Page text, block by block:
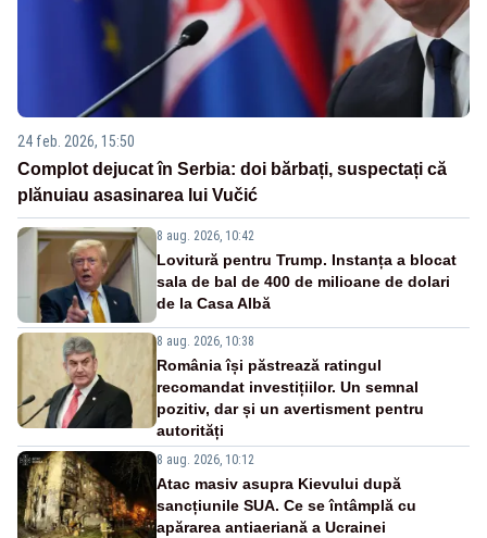
24 feb. 2026, 15:50
Complot dejucat în Serbia: doi bărbați, suspectați că
plănuiau asasinarea lui Vučić
8 aug. 2026, 10:42
Lovitură pentru Trump. Instanța a blocat
sala de bal de 400 de milioane de dolari
de la Casa Albă
8 aug. 2026, 10:38
România își păstrează ratingul
recomandat investițiilor. Un semnal
pozitiv, dar și un avertisment pentru
autorități
8 aug. 2026, 10:12
Atac masiv asupra Kievului după
sancțiunile SUA. Ce se întâmplă cu
apărarea antiaeriană a Ucrainei